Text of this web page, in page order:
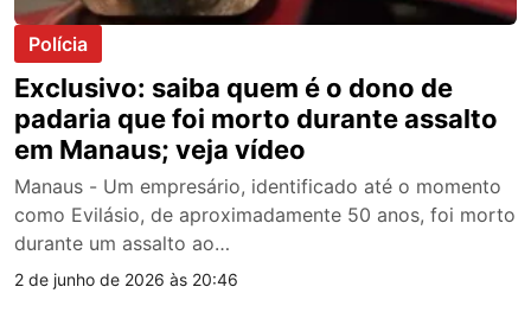
Polícia
Exclusivo: saiba quem é o dono de
padaria que foi morto durante assalto
em Manaus; veja vídeo
Manaus - Um empresário, identificado até o momento
como Evilásio, de aproximadamente 50 anos, foi morto
durante um assalto ao…
2 de junho de 2026 às 20:46